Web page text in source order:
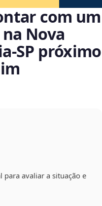
com um
Nova
próximo
para avaliar a situação e